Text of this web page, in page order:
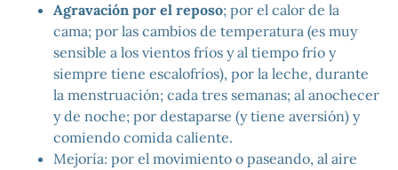
Agravación por el reposo; por el calor de la
cama; por las cambios de temperatura (es muy
sensible a los vientos fríos y al tiempo frío y
siempre tiene escalofríos), por la leche, durante
la menstruación; cada tres semanas; al anochecer
y de noche; por destaparse (y tiene aversión) y
comiendo comida caliente.
Mejoría: por el movimiento o paseando, al aire